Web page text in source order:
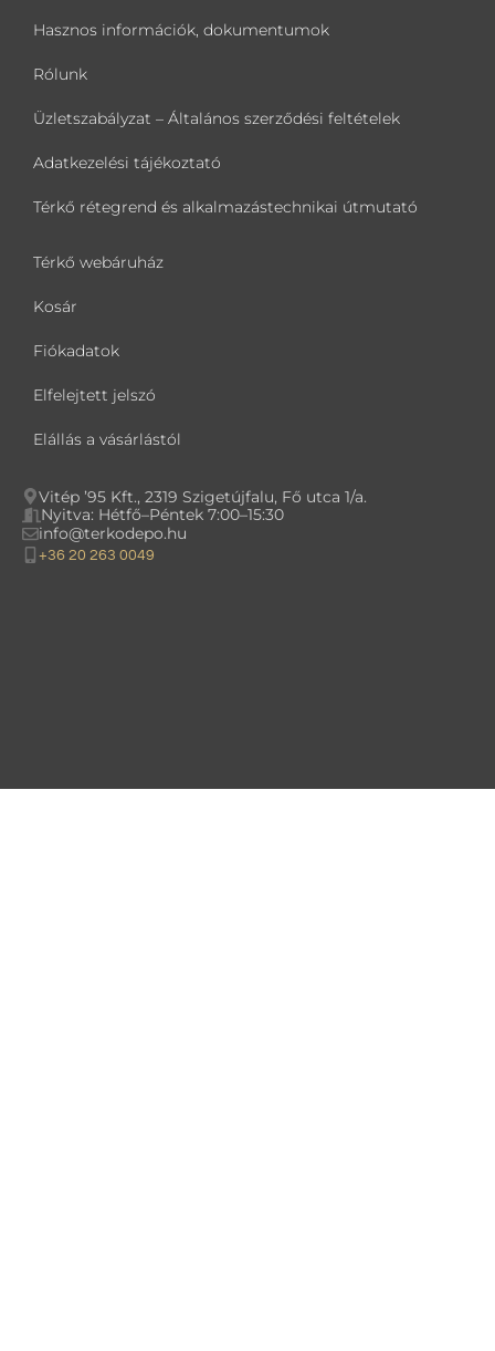
Hasznos információk, dokumentumok
Rólunk
Üzletszabályzat – Általános szerződési feltételek
Adatkezelési tájékoztató
Térkő rétegrend és alkalmazástechnikai útmutató
Térkő webáruház
Kosár
Fiókadatok
Elfelejtett jelszó
Elállás a vásárlástól
Vitép ’95 Kft., 2319 Szigetújfalu, Fő utca 1/a.
Nyitva: Hétfő–Péntek 7:00–15:30
info@terkodepo.hu
+36 20 263 0049